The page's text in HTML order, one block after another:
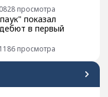
просмотра
показал
в первый
просмотра